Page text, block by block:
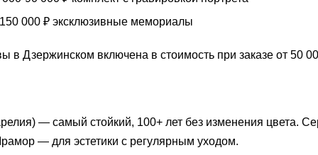
000 ₽ эксклюзивные мемориалы
в Дзержинском включена в стоимость при заказе от 50
— самый стойкий, 100+ лет без изменения цвета.
— для эстетики с регулярным уходом.